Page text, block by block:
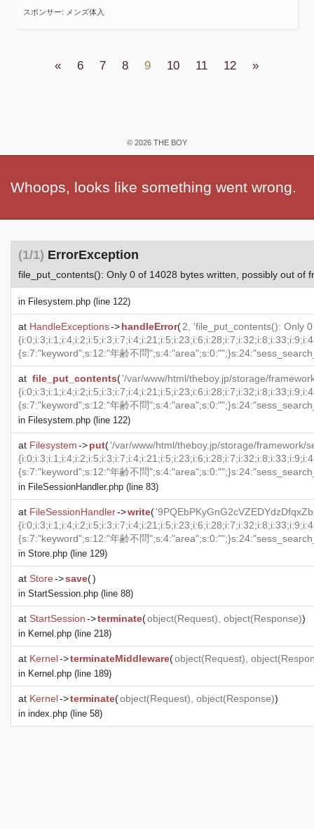
スポンサー: メンズ体入
« 6 7 8 9 10 11 12 »
© 2026 THE BOY
Whoops, looks like something went wrong.
(1/1) ErrorException
file_put_contents(): Only 0 of 14028 bytes written, possibly out of
in Filesystem.php (line 122)
at HandleExceptions->handleError(2, 'file_put_contents(): Only
at file_put_contents('/var/www/html/theboy.jp/storage/framework/sessions/9PQEbPKyGnG2cVZEDYdzDfqxZbxRWSVn6epAvShY', 'a:6:{s:6:"_token";s:40:"VJhFhmrLfwUMaQzX5PWVp2aQku9yEPRgEoMahZMK";s:23:"sess_search_job_ids_key";O:29:"Illuminate\\Support\\Collection":1:{s:8:"' . "\0" . '*' . "\0" .
in Filesystem.php (line 122)
at Filesystem->put('/var/www/html/theboy.jp/storage/framework/sessions/9PQEbPKyGnG2cVZEDYdzDfqxZbxRWSVn6epAvShY', 'a:6:{s:6:"_token";s:40:"VJhFhmrLfwUMaQzX5PWVp2aQku9yEPRgEoMahZMK";s:23:"sess_search_job_ids_key";O:29:"Illuminate\\Support\\Collection":1:{s:8:"' . "\0" . '*' . "\0" .
in FileSessionHandler.php (line 83)
at FileSessionHandler->write('9PQEbPKyGnG2cVZEDYdzDfqxZbxRWSVn6epAvShY', 'a:6:{s:6:"_token";s:40:"VJhFhmrLfwUMaQzX5PWVp2aQku9yEPRgEoMahZMK";s:23:"sess_search_job_ids_key";O:29:"Illuminate\\Support\\Collection":1:{s:8:"' . "\0" . '*' . "\0" .
in Store.php (line 129)
at Store->save()
in StartSession.php (line 88)
at StartSession->terminate(object(Request), object(Response))
in Kernel.php (line 218)
at Kernel->terminateMiddleware(object(Request), object(
in Kernel.php (line 189)
at Kernel->terminate(object(Request), object(Response))
in index.php (line 58)